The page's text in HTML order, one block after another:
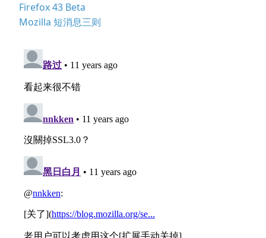
Firefox 43 Beta
Mozilla 短消息三则